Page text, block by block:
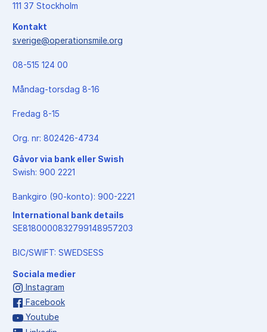
111 37 Stockholm
Kontakt
sverige@operationsmile.org
08-515 124 00
Måndag-torsdag 8-16
Fredag 8-15
Org. nr: 802426-4734
Gåvor via bank eller Swish
Swish: 900 2221
Bankgiro (90-konto): 900-2221
International bank details
SE8180000832799148957203
BIC/SWIFT: SWEDSESS
Sociala medier
Instagram
Facebook
Youtube